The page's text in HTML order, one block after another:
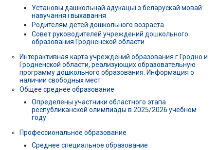
Установы дашкольнай адукацыі з беларускай мовай
навучання і выхавання
Родителям детей дошкольного возраста
Совет руководителей учреждений дошкольного
образования Гродненской области
Интерактивная карта учреждений образования г.Гродно и
Гродненской области, реализующих образовательную
программу дошкольного образования. Информация о
наличии свободных мест
Общее среднее образование
Определены участники областного этапа
республиканской олимпиады в 2025/2026 учебном
году
Профессиональное образование
Среднее специальное образование